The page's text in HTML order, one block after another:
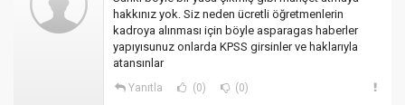
hakkınız yok. Siz neden ücretli öğretmenlerin
kadroya alınması için böyle asparagas haberler
yapıyısunuz onlarda KPSS girsinler ve haklarıyla
atansınlar
Yanıtla (0) (0)